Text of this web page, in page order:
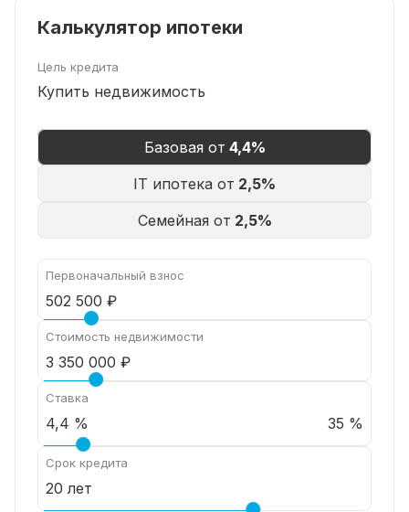
природу.
Заинтересовались? Звоните! Записывайтесь на
владельцем этого замечательного загородного
дома!
Калькулятор ипотеки
Цель кредита
Купить недвижимость
Базовая от 4,4%
IT ипотека от 2,5%
Семейная от 2,5%
Первоначальный взнос
Стоимость недвижимости
Ставка
35 %
Срок кредита